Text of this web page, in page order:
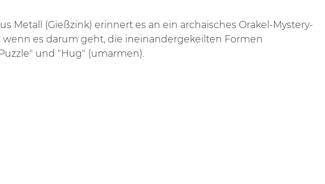
Metall (Gießzink) erinnert es an ein archaisches Orakel-Mystery-
es darum geht, die ineinandergekeilten Formen
und "Hug" (umarmen).